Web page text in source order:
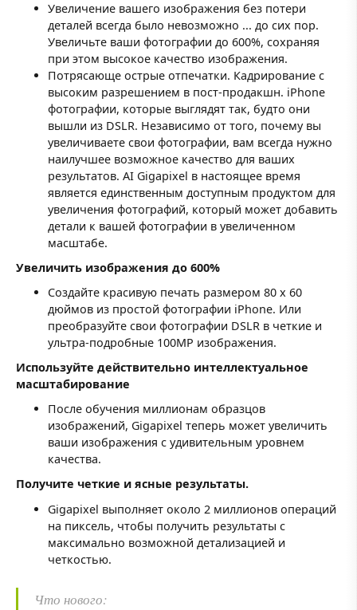
Увеличение вашего изображения без потери
деталей всегда было невозможно ... до сих пор.
Увеличьте ваши фотографии до 600%, сохраняя
при этом высокое качество изображения.
Потрясающе острые отпечатки. Кадрирование с
высоким разрешением в пост-продакшн. iPhone
фотографии, которые выглядят так, будто они
вышли из DSLR. Независимо от того, почему вы
увеличиваете свои фотографии, вам всегда нужно
наилучшее возможное качество для ваших
результатов. AI Gigapixel в настоящее время
является единственным доступным продуктом для
увеличения фотографий, который может добавить
детали к вашей фотографии в увеличенном
масштабе.
Увеличить изображения до 600%
Создайте красивую печать размером 80 x 60
дюймов из простой фотографии iPhone. Или
преобразуйте свои фотографии DSLR в четкие и
ультра-подробные 100MP изображения.
Используйте действительно интеллектуальное
масштабирование
После обучения миллионам образцов
изображений, Gigapixel теперь может увеличить
ваши изображения с удивительным уровнем
качества.
Получите четкие и ясные результаты.
Gigapixel выполняет около 2 миллионов операций
на пиксель, чтобы получить результаты с
максимально возможной детализацией и
четкостью.
Что нового: